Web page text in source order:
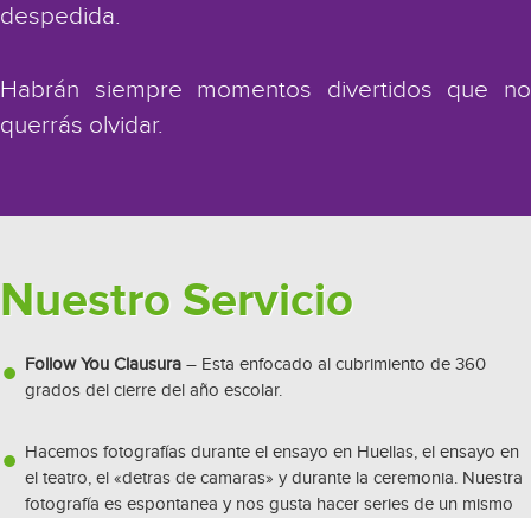
despedida.
Habrán siempre momentos divertidos que no
querrás olvidar.
Nuestro Servicio
Follow You Clausura – Esta enfocado al cubrimiento de 360
grados del cierre del año escolar.
Hacemos fotografías durante el ensayo en Huellas, el ensayo en
el teatro, el «detras de camaras» y durante la ceremonia. Nuestra
fotografía es espontanea y nos gusta hacer series de un mismo